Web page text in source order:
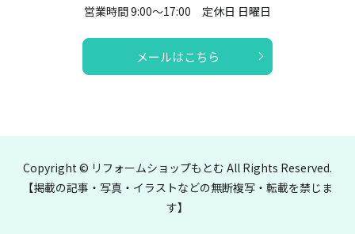
営業時間 9:00～17:00 定休日 日曜日
メールはこちら
Copyright © リフォームショップもとむ All Rights Reserved.
【掲載の記事・写真・イラストなどの無断複写・転載を禁じま
す】